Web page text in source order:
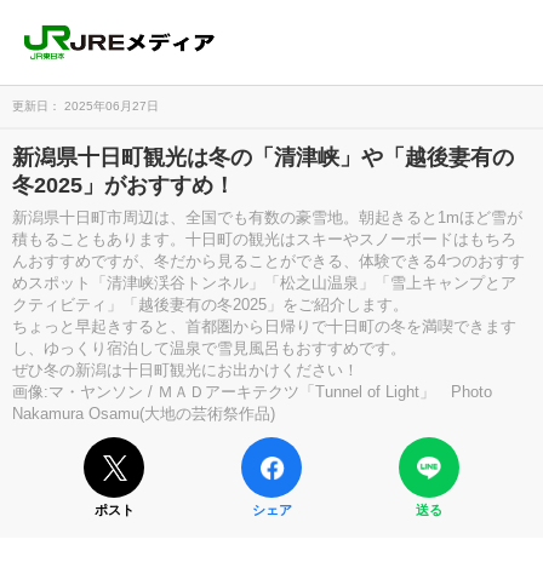
更新日： 2025年06月27日
新潟県十日町観光は冬の「清津峡」や「越後妻有の
冬2025」がおすすめ！
新潟県十日町市周辺は、全国でも有数の豪雪地。朝起きると1mほど雪が
積もることもあります。十日町の観光はスキーやスノーボードはもちろ
んおすすめですが、冬だから見ることができる、体験できる4つのおすす
めスポット「清津峡渓谷トンネル」「松之山温泉」「雪上キャンプとア
クティビティ」「越後妻有の冬2025」をご紹介します。
ちょっと早起きすると、首都圏から日帰りで十日町の冬を満喫できます
し、ゆっくり宿泊して温泉で雪見風呂もおすすめです。
ぜひ冬の新潟は十日町観光にお出かけください！
画像:マ・ヤンソン / ＭＡＤアーキテクツ「Tunnel of Light」 Photo
Nakamura Osamu(大地の芸術祭作品)
ポスト シェア 送る